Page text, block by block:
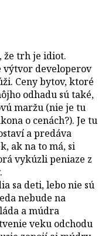
že trh je idiot.
výtvor developerov
Ceny bytov, ktoré
odhadu sú také,
maržu (nie je tu
o cenách?). Je tu
a predáva
ak na to má, si
vykúzli peniaze z
sa deti, lebo nie sú
nebude na
a múdra
veku odchodu